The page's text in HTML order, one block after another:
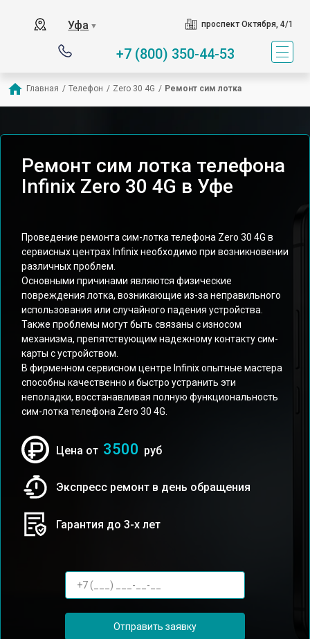
Уфа ▼ проспект Октября, 4/1
+7 (800) 350-44-53
Главная / Телефон / Zero 30 4G / Ремонт сим лотка
Ремонт сим лотка телефона
Infinix Zero 30 4G в Уфе
Проведение ремонта сим-лотка телефона Zero 30 4G в
сервисных центрах Infinix необходимо при возникновении
различных проблем.
Основными причинами являются физические
повреждения лотка, возникающие из-за неправильного
использования или случайного падения устройства.
Также проблемы могут быть связаны с износом
механизма, препятствующим надежному контакту сим-
карты с устройством.
В фирменном сервисном центре Infinix опытные мастера
способны качественно и быстро устранить эти
неполадки, восстанавливая полную функциональность
сим-лотка телефона Zero 30 4G.
Цена от 3500 руб
Экспресс ремонт в день обращения
Гарантия до 3-х лет
Отправить заявку